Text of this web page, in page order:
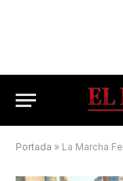
Portada » La Marcha